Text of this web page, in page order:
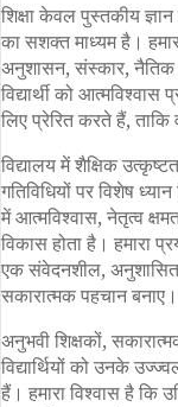
शिक्षा केवल पुस्तकीय
का सशक्त माध्यम है।
अनुशासन, संस्कार, नैतिक
विद्यार्थी को
लिए प्रेरित करते हैं,
विद्यालय में शैक्षिक
गतिविधियों पर विशेष
में आत्मविश्वास, नेतृत्व
विकास होता है। हमारा
एक संवेदनशील,
सकारात्मक पहचान बनाए।
अनुभवी शिक्षकों,
विद्यार्थियों को उनके
हैं। हमारा विश्वास है कि